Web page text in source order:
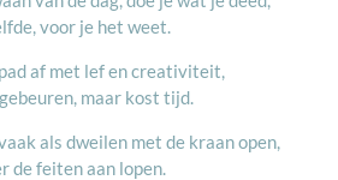
voor je het weet.
af met lef en creativiteit,
maar kost tijd.
als dweilen met de kraan open,
de feiten aan lopen.